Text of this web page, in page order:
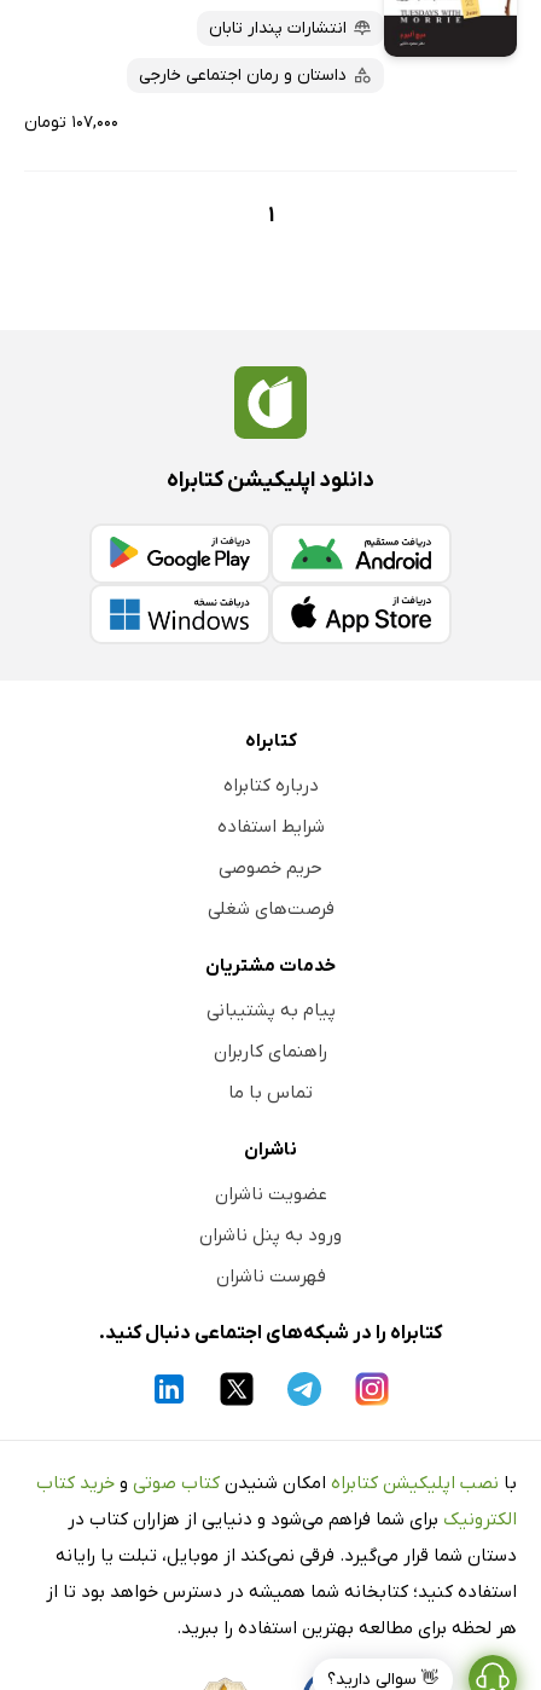
انتشارات پندار تابان
داستان و رمان اجتماعی خارجی
۱۰۷,۰۰۰ تومان
1
👋 سوالی دارید؟
دانلود اپلیکیشن کتابراه
کتابراه
درباره کتابراه
شرایط استفاده
حریم خصوصی
فرصت‌های شغلی
خدمات مشتریان
پیام به پشتیبانی
راهنمای کاربران
تماس با ما
ناشران
عضویت ناشران
ورود به پنل ناشران
فهرست ناشران
کتابراه را در شبکه‌های اجتماعی دنبال کنید.
با نصب اپلیکیشن کتابراه امکان شنیدن کتاب صوتی و خرید کتاب
الکترونیک برای شما فراهم می‌شود و دنیایی از هزاران کتاب در
دستان شما قرار می‌گیرد. فرقی نمی‌کند از موبایل، تبلت یا رایانه
استفاده کنید؛ کتابخانه شما همیشه در دسترس خواهد بود تا از
هر لحظه برای مطالعه بهترین استفاده را ببرید.